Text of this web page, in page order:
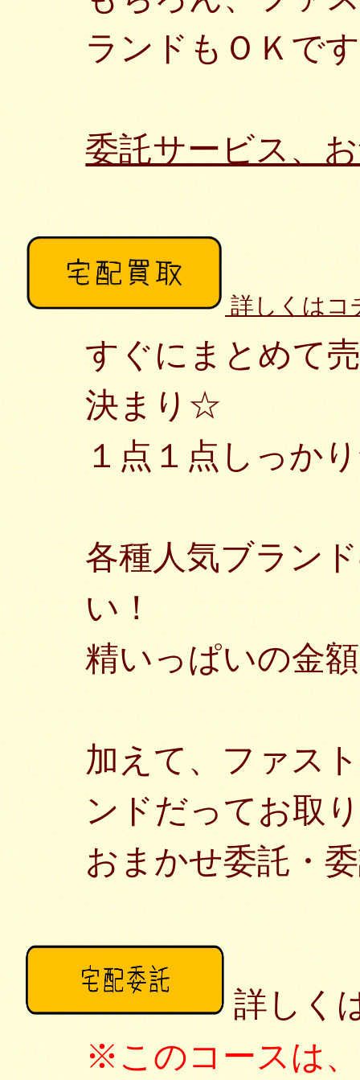
ランドもＯＫで
委託サービス、
詳しくはコ
すぐにまとめて
決まり☆
１点１点しっか
各種人気ブラン
い！
精いっぱいの金
加えて、ファス
ンドだってお取
おまかせ委託・
詳しく
※このコースは